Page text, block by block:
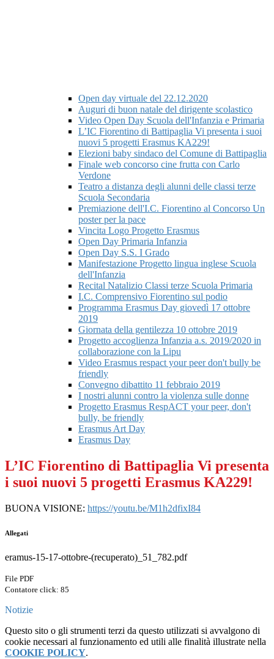
Open day virtuale del 22.12.2020
Auguri di buon natale del dirigente scolastico
Video Open Day Scuola dell'Infanzia e Primaria
L’IC Fiorentino di Battipaglia Vi presenta i suoi
nuovi 5 progetti Erasmus KA229!​
Elezioni baby sindaco del Comune di Battipaglia
Finale web concorso cine frutta con Carlo
Verdone
Teatro a distanza degli alunni delle classi terze
Scuola Secondaria
Premiazione dell'I.C. Fiorentino al Concorso Un
poster per la pace
Vincita Logo Progetto Erasmus
Open Day Primaria Infanzia
Open Day S.S. I Grado
Manifestazione Progetto lingua inglese Scuola
dell'Infanzia
Recital Natalizio Classi terze Scuola Primaria
I.C. Comprensivo Fiorentino sul podio
Programma Erasmus Day giovedì 17 ottobre
2019
Giornata della gentilezza 10 ottobre 2019
Progetto accoglienza Infanzia a.s. 2019/2020 in
collaborazione con la Lipu
Video Erasmus respact your peer don't bully be
friendly
Convegno dibattito 11 febbraio 2019
I nostri alunni contro la violenza sulle donne
Progetto Erasmus RespACT your peer, don't
bully, be friendly
Erasmus Art Day
Erasmus Day
L’IC Fiorentino di Battipaglia Vi presenta
i suoi nuovi 5 progetti Erasmus KA229!​
BUONA VISIONE: https://youtu.be/M1h2dfixI84
Allegati
eramus-15-17-ottobre-(recuperato)_51_782.pdf
File PDF
Contatore click: 85
Notizie
Questo sito o gli strumenti terzi da questo utilizzati si avvalgono di
cookie necessari al funzionamento ed utili alle finalità illustrate nella
COOKIE POLICY.